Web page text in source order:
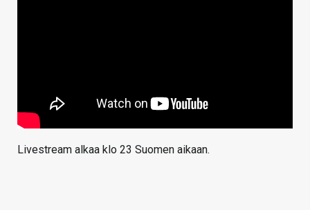
Livestream alkaa klo 23 Suomen aikaan.